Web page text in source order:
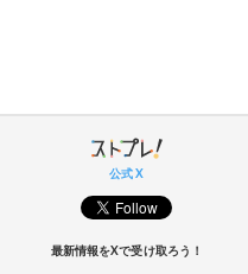
公式 X
最新情報をXで受け取ろう！